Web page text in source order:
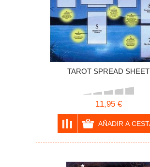
TAROT SPREAD SHEET
11,95 €